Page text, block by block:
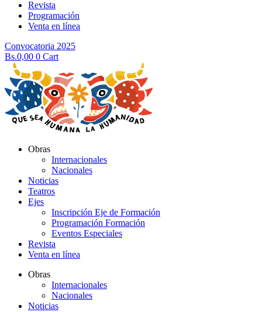
Revista
Programación
Venta en línea
Convocatoria 2025
Bs.0,00 0 Cart
Obras
Internacionales
Nacionales
Noticias
Teatros
Ejes
Inscripción Eje de Formación
Programación Formación
Eventos Especiales
Revista
Venta en línea
Obras
Internacionales
Nacionales
Noticias